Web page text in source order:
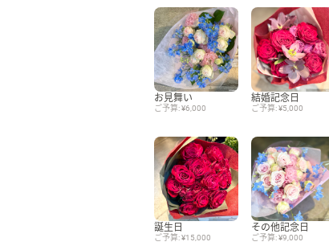
お見舞い
ご予算: ¥6,000
結婚記念日
ご予算: ¥5,000
誕生日
ご予算: ¥15,000
その他記念日
ご予算: ¥9,000